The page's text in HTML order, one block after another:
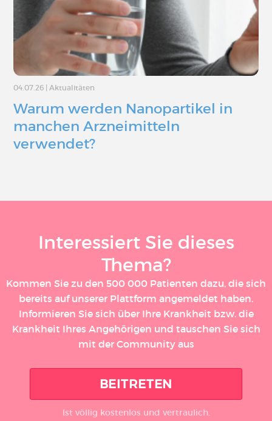
04.07.26 Aktualitäten
Warum werden Nanopartikel in
manchen Arzneimitteln
verwendet?
Interessiert Sie dieses
Thema?
Kommen Sie zu den 500 000 Patienten dazu, die sich
bereits auf unserer Plattform angemeldet haben.
Informieren Sie sich über Ihre Krankheit bzw. die
Krankheit Ihres Angehörigen und tauschen Sie sich
mit der Community aus
BEITRETEN
Ist völlig kostenlos und vertraulich.